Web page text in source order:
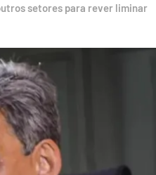
setores para rever liminar